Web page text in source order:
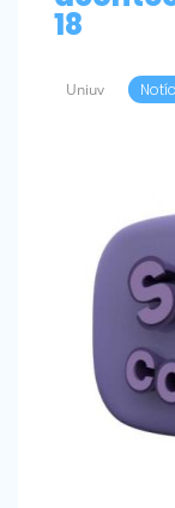
18
Uniuv